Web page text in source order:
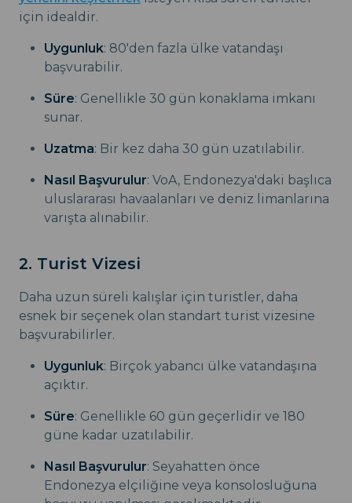
için idealdir.
Uygunluk: 80'den fazla ülke vatandaşı
başvurabilir.
Süre: Genellikle 30 gün konaklama imkanı
sunar.
Uzatma: Bir kez daha 30 gün uzatılabilir.
Nasıl Başvurulur: VoA, Endonezya'daki başlıca
uluslararası havaalanları ve deniz limanlarına
varışta alınabilir.
2. Turist Vizesi
Daha uzun süreli kalışlar için turistler, daha
esnek bir seçenek olan standart turist vizesine
başvurabilirler.
Uygunluk: Birçok yabancı ülke vatandaşına
açıktır.
Süre: Genellikle 60 gün geçerlidir ve 180
güne kadar uzatılabilir.
Nasıl Başvurulur: Seyahatten önce
Endonezya elçiliğine veya konsolosluğuna